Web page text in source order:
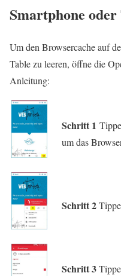
Smartphone
Um den Browsercache auf
Table zu leeren, öffne die
Anleitung:
Schritt 1
um das
Schritt 2
Schritt 3